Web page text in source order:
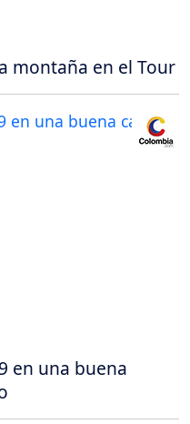
montaña en el Tour
en una buena